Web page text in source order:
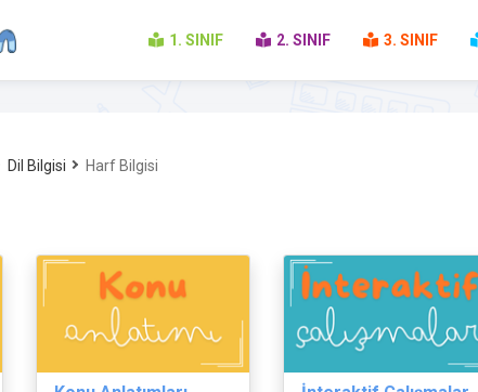
1. SINIF 2. SINIF 3. SINIF
Dil Bilgisi Harf Bilgisi